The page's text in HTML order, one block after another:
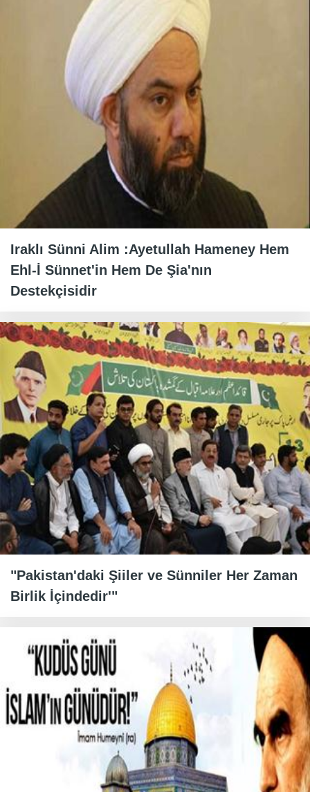
Iraklı Sünni Alim :Ayetullah Hameney Hem
Ehl-İ Sünnet'in Hem De Şia'nın
Destekçisidir
"Pakistan'daki Şiiler ve Sünniler Her Zaman
Birlik İçindedir'"